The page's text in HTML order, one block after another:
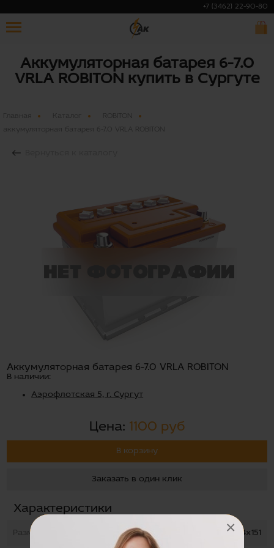
×
+7 (3462) 22-90-80
Аккумуляторная батарея 6-7.0
VRLA ROBITON купить в Сургуте
Главная
ROBITON
аккумуляторная батарея 6-7.0 VRLA ROBITON
Аккумуляторная батарея 6-7.0 VRLA ROBITON
В наличии:
Аэрофлотская 5, г. Сургут
Цена: 1100 руб
В корзину
Заказать в один клик
Характеристики
Размеры 34х94х151